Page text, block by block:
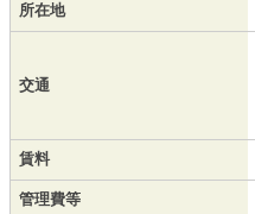
所在地
交通
賃料
管理費等